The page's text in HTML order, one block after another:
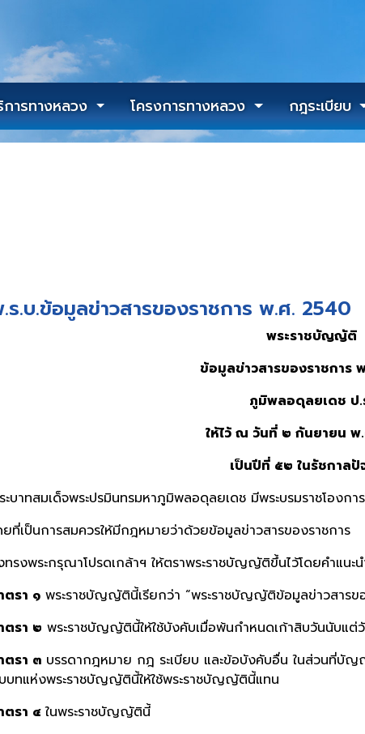
การทางหลวง โครงการทางหลวง กฎระเบียบ
ร.บ.ข้อมูลข่าวสารของราชการ พ.ศ. 2540
พระราชบัญญัติ
ข้อมูลข่าวสารของราชการ
ภูมิพลอดุลยเดช ป.
ให้ไว้ ณ วันที่ ๒ กันยายน
เป็นปีที่ ๕๒ ในรัชกาลปั
ะบาทสมเด็จพระปรมินทรมหาภูมิพลอดุลยเดช มีพระบรมราชโองการ
ยที่เป็นการสมควรให้มีกฎหมายว่าด้วยข้อมูลข่าวสารของราชการ
ทรงพระกรุณาโปรดเกล้าฯ ให้ตราพระราชบัญญัติขึ้นไว้โดยคำแน
ตรา ๑ พระราชบัญญัตินี้เรียกว่า “พระราชบัญญัติข้อมูลข่าวสารข
ตรา ๒ พระราชบัญญัตินี้ให้ใช้บังคับเมื่อพ้นกำหนดเก้าสิบวันนับแต่วั
ตรา ๓ บรรดากฎหมาย กฎ ระเบียบ และข้อบังคับอื่น ในส่วนที่
บทแห่งพระราชบัญญัตินี้ให้ใช้พระราชบัญญัตินี้แทน
ตรา ๔ในพระราชบัญญัตินี้